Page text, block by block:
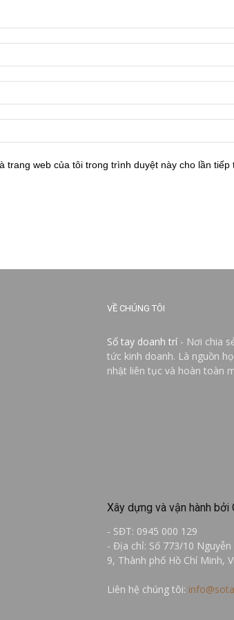
trang web của tôi trong trình duyệt này cho lần tiếp
VỀ CHÚNG TÔI
Sổ tay doanh trí - Nơi chia
tức kinh doanh. Là nguồn
nhật liên tục và hoàn toàn
Xây dựng và vận hành
- SĐT: 0945 000 129
- Địa chỉ: Số 773/10
9, Thành phố Hồ Chí Minh,
Liên hệ chúng tôi: